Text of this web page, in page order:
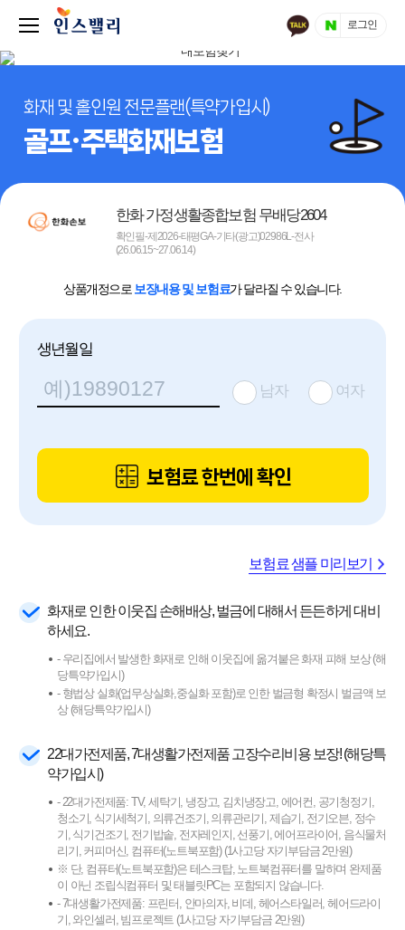
로그인
화재 및 홀인원 전문플랜(특약가입시)
골프·주택화재보험
한화 가정생활종합보험 무배당2604
확인필-제2026-태평GA-기타(광고)02986L-전사
(26.06.15~27.06.14)
상품개정으로 보장내용 및 보험료가 달라질 수 있습니다.
생년월일
남자 여자
보험료 한번에 확인
보험료 샘플 미리보기
화재로 인한 이웃집 손해배상, 벌금에 대해서 든든하게 대비
하세요.
- 우리집에서 발생한 화재로 인해 이웃집에 옮겨붙은 화재 피해 보상 (해
당특약가입시)
- 형법상 실화(업무상실화,중실화 포함)로 인한 벌금형 확정시 벌금액 보
상 (해당특약가입시)
22대가전제품, 7대생활가전제품 고장수리비용 보장! (해당특
약가입시)
- 22대가전제품: TV, 세탁기, 냉장고, 김치냉장고, 에어컨, 공기청정기,
청소기, 식기세척기, 의류건조기, 의류관리기, 제습기, 전기오븐, 정수
기, 식기건조기, 전기밥솥, 전자레인지, 선풍기, 에어프라이어, 음식물처
리기, 커피머신, 컴퓨터(노트북포함) (1사고당 자기부담금 2만원)
※ 단, 컴퓨터(노트북포함)은 테스크탑, 노트북컴퓨터를 말하며 완제품
이 아닌 조립식컴퓨터 및 태블릿PC는 포함되지 않습니다.
- 7대생활가전제품: 프린터, 안마의자, 비데, 헤어스타일러, 헤어드라이
기, 와인셀러, 빔프로젝트 (1사고당 자기부담금 2만원)